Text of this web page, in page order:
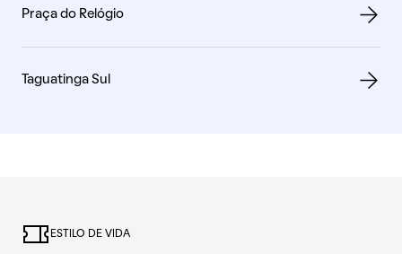
Praça do Relógio
Taguatinga Sul
ESTILO DE VIDA